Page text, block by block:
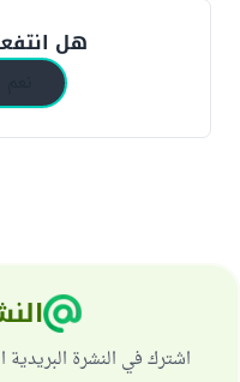
هل
اشترك في النشرة